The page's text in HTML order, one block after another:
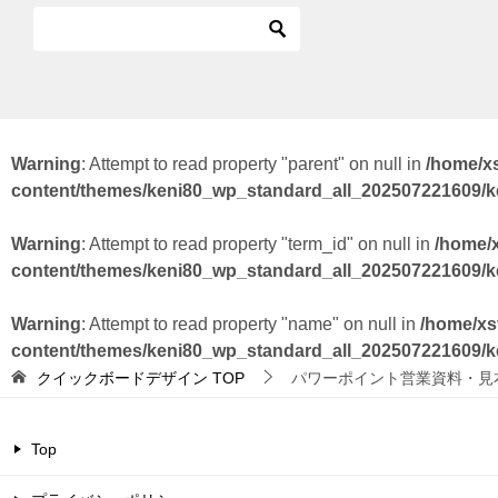
Warning: Attempt to read property "parent" on null in /home/
content/themes/keni80_wp_standard_all_202507221609/
Warning: Attempt to read property "term_id" on null in /home/
content/themes/keni80_wp_standard_all_202507221609/
Warning: Attempt to read property "name" on null in /home/
content/themes/keni80_wp_standard_all_202507221609/
クイックボードデザイン TOP パワーポイント営業資料・見
Top